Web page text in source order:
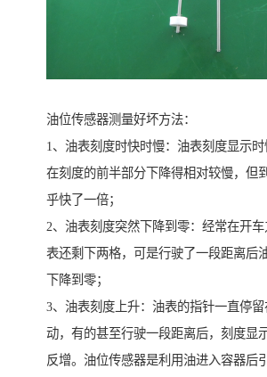
油位传感器测量好坏方法：
1、油表刻度时快时慢：油表刻度显示
在刻度的前半部分下降得相对较慢，但
乎快了一倍；
2、油表刻度突然下降到零：经常在开
表还剩下两格，可是行驶了一段距离后
下降到零；
3、油表刻度上升：油表的指针一直停
动，有的甚至行驶一段距离后，刻度显
反增。油位传感器是利用油进入容器后